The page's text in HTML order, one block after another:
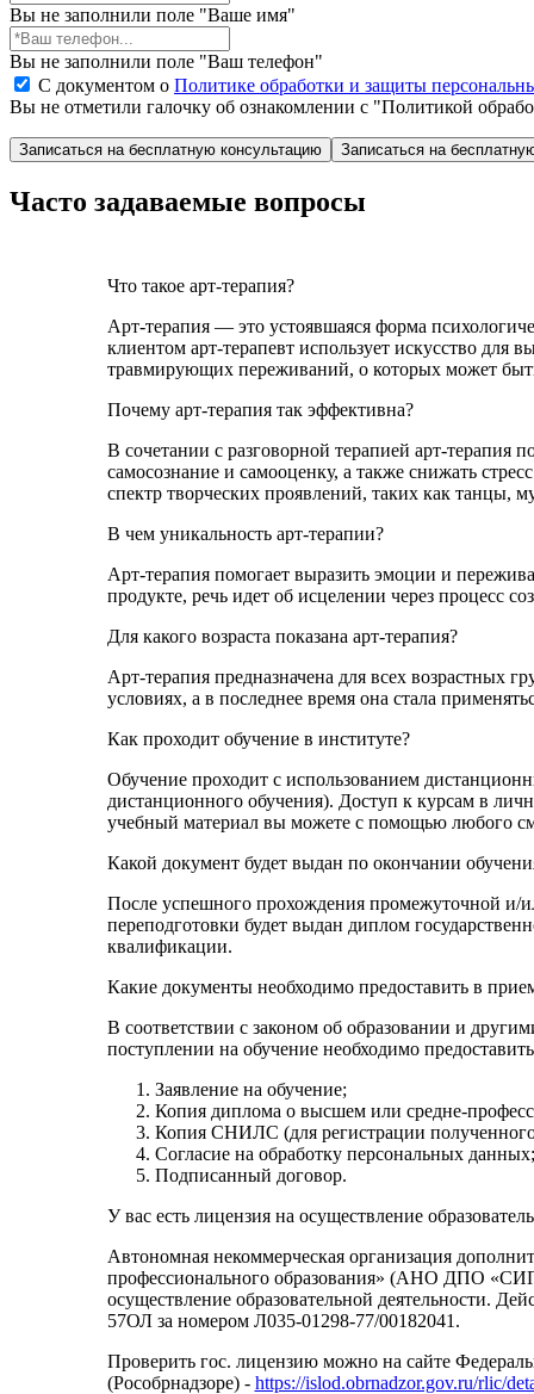
Вы не заполнили поле "Ваше имя"
Вы не заполнили поле "Ваш телефон"
С документом о Политике обработки и защиты
Вы не отметили галочку об ознакомлении с "Политикой
Записаться на
Часто задаваемые вопросы
Что такое арт-терапия?
Арт-терапия — это устоявшаяся форма
клиентом арт-терапевт использует искусство
травмирующих переживаний, о которых может
Почему арт-терапия так эффективна?
В сочетании с разговорной терапией арт-
самосознание и самооценку, а также снижать
спектр творческих проявлений, таких как танцы,
В чем уникальность арт-терапии?
Арт-терапия помогает выразить эмоции и
продукте, речь идет об исцелении через процесс
Для какого возраста показана арт-терапия?
Арт-терапия предназначена для всех возрастных
условиях, а в последнее время она стала
Как проходит обучение в институте?
Обучение проходит с использованием
дистанционного обучения). Доступ к курсам в
учебный материал вы можете с помощью любого
Какой документ будет выдан по окончании
После успешного прохождения промежуточной и/
переподготовки будет выдан диплом
квалификации.
Какие документы необходимо предоставить в
В соответствии с законом об образовании и
поступлении на обучение необходимо
Заявление на обучение;
Копия диплома о высшем или средне-
Копия СНИЛС (для регистрации
Согласие на обработку персональных данных;
Подписанный договор.
У вас есть лицензия на осуществление
Автономная некоммерческая организация
профессионального образования» (АНО ДПО
осуществление образовательной деятельности.
57ОЛ за номером Л035-01298-77/00182041.
Проверить гос. лицензию можно на сайте
(Рособрнадзоре) - https://islod.obrnadzor.gov.ru/rlic/